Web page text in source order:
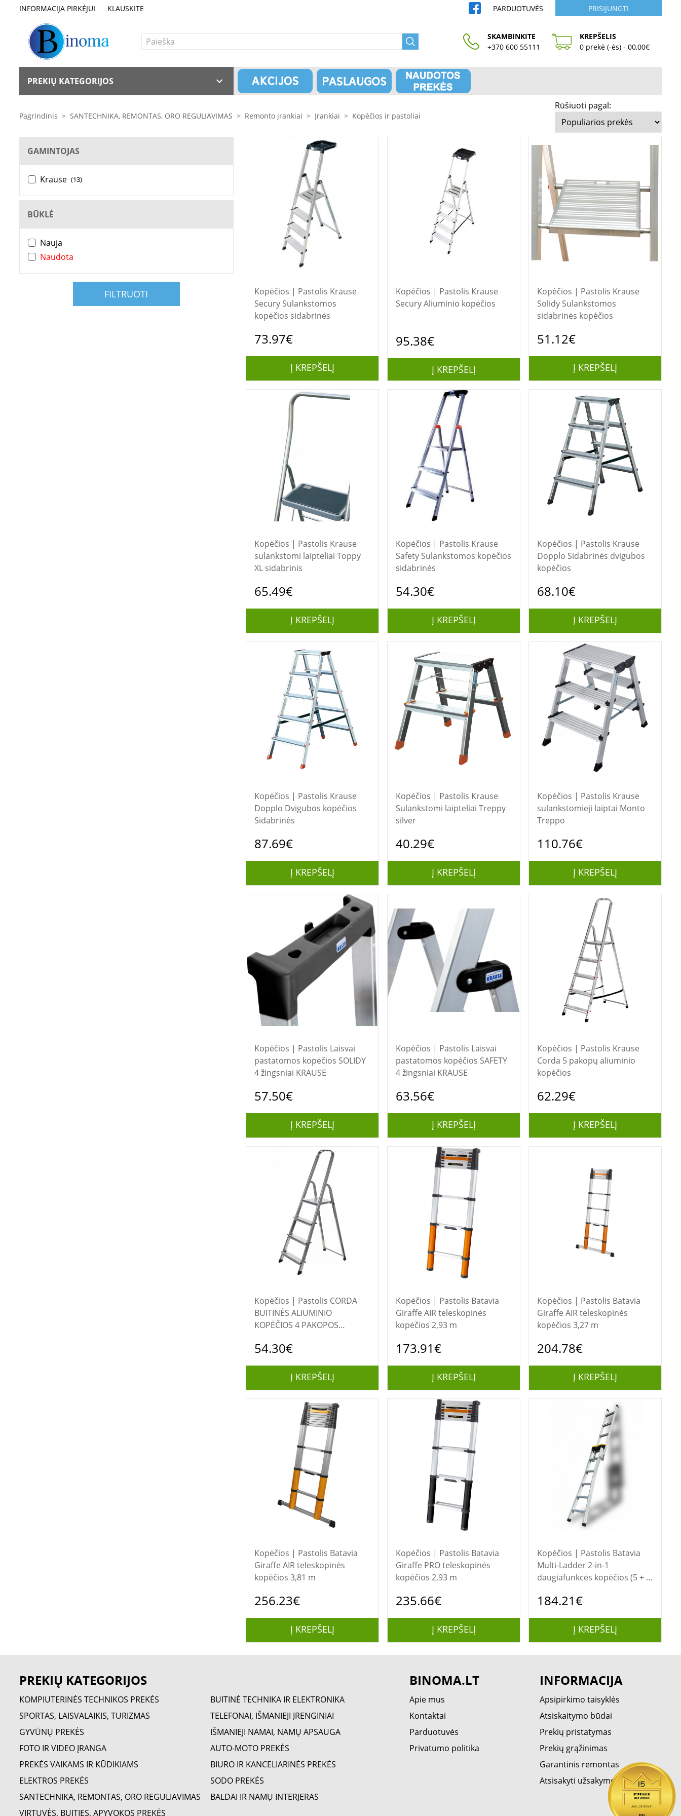
INFORMACIJA PIRKĖJUI KLAUSKITE PARDUOTUVĖS PRISIJUNGTI
SKAMBINKITE
+370 600 55111
KREPŠELIS
0 prekė (-ės) - 00,00€
PREKIŲ KATEGORIJOS
Pagrindinis > SANTECHNIKA, REMONTAS, ORO REGULIAVIMAS > Remonto įrankiai > Įrankiai > Kopėčios ir pastoliai
Rūšiuoti pagal:
GAMINTOJAS
Krause (13)
BŪKLĖ
Nauja
Naudota
FILTRUOTI
Kopėčios | Pastolis Krause
Secury Sulankstomos
kopėčios sidabrinės
73.97€
Į KREPŠELĮ
Kopėčios | Pastolis Krause
Secury Aliuminio kopėčios
95.38€
Į KREPŠELĮ
Kopėčios | Pastolis Krause
Solidy Sulankstomos
sidabrinės kopėčios
51.12€
Į KREPŠELĮ
Kopėčios | Pastolis Krause
sulankstomi laipteliai Toppy
XL sidabrinis
65.49€
Į KREPŠELĮ
Kopėčios | Pastolis Krause
Safety Sulankstomos kopėčios
sidabrinės
54.30€
Į KREPŠELĮ
Kopėčios | Pastolis Krause
Dopplo Sidabrinės dvigubos
kopėčios
68.10€
Į KREPŠELĮ
Kopėčios | Pastolis Krause
Dopplo Dvigubos kopėčios
Sidabrinės
87.69€
Į KREPŠELĮ
Kopėčios | Pastolis Krause
Sulankstomi laipteliai Treppy
silver
40.29€
Į KREPŠELĮ
Kopėčios | Pastolis Krause
sulankstomieji laiptai Monto
Treppo
110.76€
Į KREPŠELĮ
Kopėčios | Pastolis Laisvai
pastatomos kopėčios SOLIDY
4 žingsniai KRAUSE
57.50€
Į KREPŠELĮ
Kopėčios | Pastolis Laisvai
pastatomos kopėčios SAFETY
4 žingsniai KRAUSE
63.56€
Į KREPŠELĮ
Kopėčios | Pastolis Krause
Corda 5 pakopų aliuminio
kopėčios
62.29€
Į KREPŠELĮ
Kopėčios | Pastolis CORDA
BUITINĖS ALIUMINIO
KOPĖČIOS 4 PAKOPOS
54.30€
Į KREPŠELĮ
Kopėčios | Pastolis Batavia
Giraffe AIR teleskopinės
kopėčios 2,93 m
173.91€
Į KREPŠELĮ
Kopėčios | Pastolis Batavia
Giraffe AIR teleskopinės
kopėčios 3,27 m
204.78€
Į KREPŠELĮ
Kopėčios | Pastolis Batavia
Giraffe AIR teleskopinės
kopėčios 3,81 m
256.23€
Į KREPŠELĮ
Kopėčios | Pastolis Batavia
Giraffe PRO teleskopinės
kopėčios 2,93 m
235.66€
Į KREPŠELĮ
Kopėčios | Pastolis Batavia
Multi-Ladder 2-in-1
daugiafunkcės kopėčios (5 + 9
184.21€
Į KREPŠELĮ
PREKIŲ KATEGORIJOS
KOMPIUTERINĖS TECHNIKOS PREKĖS
BUITINĖ TECHNIKA IR ELEKTRONIKA
SPORTAS, LAISVALAIKIS, TURIZMAS
TELEFONAI, IŠMANIEJI ĮRENGINIAI
GYVŪNŲ PREKĖS
IŠMANIEJI NAMAI, NAMŲ APSAUGA
SANTECHNIKA, REMONTAS, ORO REGULIAVIMAS
FOTO IR VIDEO ĮRANGA
AUTO-MOTO PREKĖS
PREKĖS VAIKAMS IR KŪDIKIAMS
BIURO IR KANCELIARINĖS PREKĖS
ELEKTROS PREKĖS
SODO PREKĖS
BALDAI IR NAMŲ INTERJERAS
VIRTUVĖS, BUITIES, APYVOKOS PREKĖS
BINOMA.LT
Apie mus
Kontaktai
Parduotuvės
Privatumo politika
INFORMACIJA
Apsipirkimo taisyklės
Atsiskaitymo būdai
Prekių pristatymas
Prekių grąžinimas
Garantinis remontas
Atsisakyti užsakymo